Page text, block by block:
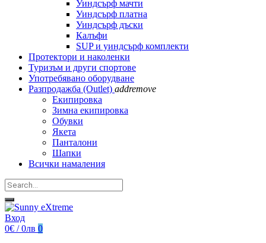
Уиндсърф мачти
Уиндсърф платна
Уиндсърф дъски
Калъфи
SUP и уиндсърф комплекти
Протектори и наколенки
Туризъм и други спортове
Употребявано оборудване
Разпродажба (Outlet) addremove
Екипировка
Зимна екипировка
Обувки
Якета
Панталони
Шапки
Всички намаления
Вход
0€ / 0лв 0